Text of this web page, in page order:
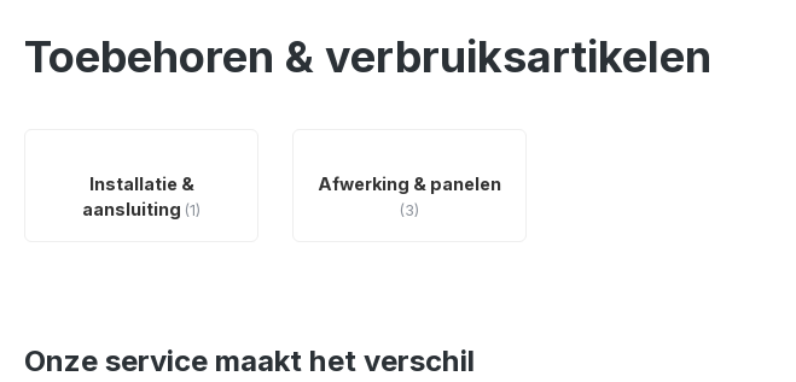
Toebehoren & verbruiksartikelen
Installatie &
aansluiting (1)
Afwerking & panelen
(3)
Onze service maakt het verschil